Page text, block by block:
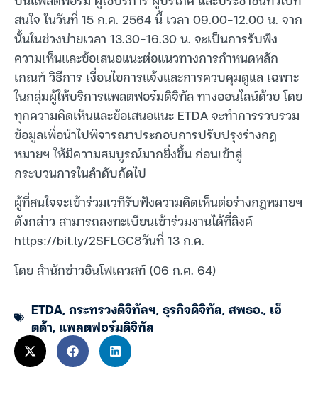
สนใจ ในวันที่ 15 ก.ค. 2564 นี้ เวลา 09.00-12.00 น. จาก
นั้นในช่วงบ่ายเวลา 13.30-16.30 น. จะเป็นการรับฟัง
ความเห็นและข้อเสนอแนะต่อแนวทางการกำหนดหลัก
เกณฑ์ วิธีการ เงื่อนไขการแจ้งและการควบคุมดูแล เฉพาะ
ในกลุ่มผู้ให้บริการแพลตฟอร์มดิจิทัล ทางออนไลน์ด้วย โดย
ทุกความคิดเห็นและข้อเสนอแนะ ETDA จะทำการรวบรวม
ข้อมูลเพื่อนำไปพิจารณาประกอบการปรับปรุงร่างกฎ
หมายฯ ให้มีความสมบูรณ์มากยิ่งขึ้น ก่อนเข้าสู่
กระบวนการในลำดับถัดไป
ผู้ที่สนใจจะเข้าร่วมเวทีรับฟังความคิดเห็นต่อร่างกฎหมายฯ
ดังกล่าว สามารถลงทะเบียนเข้าร่วมงานได้ที่ลิงค์
https://bit.ly/2SFLGC8วันที่ 13 ก.ค.
โดย สำนักข่าวอินโฟเควสท์ (06 ก.ค. 64)
ETDA,กระทรวงดิจิทัลฯ,ธุรกิจดิจิทัล,สพธอ., เอ็
ตด้า, แพลตฟอร์มดิจิทัล